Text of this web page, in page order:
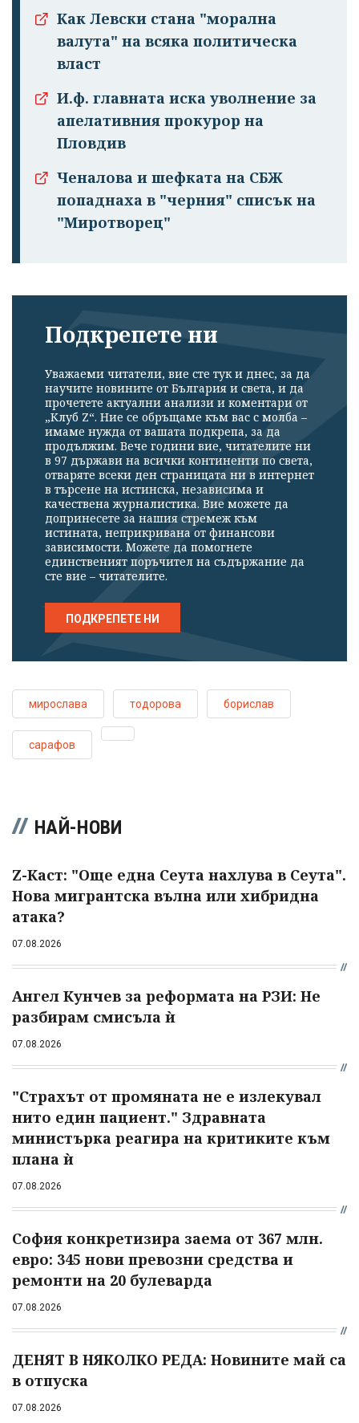
Как Левски стана "морална
валута" на всяка политическа
власт
И.ф. главната иска уволнение за
апелативния прокурор на
Пловдив
Ченалова и шефката на СБЖ
попаднаха в "черния" списък на
"Миротворец"
Подкрепете ни
Уважаеми читатели, вие сте тук и днес, за да
научите новините от България и света, и да
прочетете актуални анализи и коментари от
„Клуб Z“. Ние се обръщаме към вас с молба –
имаме нужда от вашата подкрепа, за да
продължим. Вече години вие, читателите ни
в 97 държави на всички континенти по света,
отваряте всеки ден страницата ни в интернет
в търсене на истинска, независима и
качествена журналистика. Вие можете да
допринесете за нашия стремеж към
истината, неприкривана от финансови
зависимости. Можете да помогнете
единственият поръчител на съдържание да
сте вие – читателите.
ПОДКРЕПЕТЕ НИ
мирослава тодорова борислав
сарафов
НАЙ-НОВИ
Z-Каст: "Още една Сеута нахлува в Сеута".
Нова мигрантска вълна или хибридна
атака?
07.08.2026
Ангел Кунчев за реформата на РЗИ: Не
разбирам смисъла ѝ
07.08.2026
"Страхът от промяната не е излекувал
нито един пациент." Здравната
министърка реагира на критиките към
плана ѝ
07.08.2026
София конкретизира заема от 367 млн.
евро: 345 нови превозни средства и
ремонти на 20 булеварда
07.08.2026
ДЕНЯТ В НЯКОЛКО РЕДА: Новините май са
в отпуска
07.08.2026